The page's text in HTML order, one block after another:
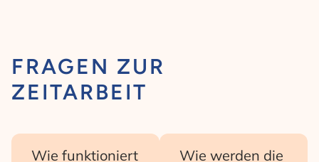
FRAGEN ZUR
ZEITARBEIT
Wie funktioniert Wie werden die